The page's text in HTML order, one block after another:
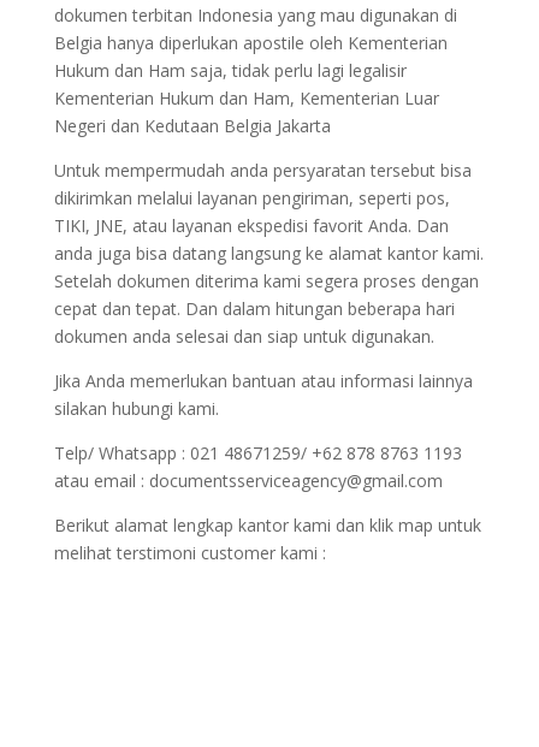
dokumen terbitan Indonesia yang mau digunakan di
Belgia hanya diperlukan apostile oleh Kementerian
Hukum dan Ham saja, tidak perlu lagi legalisir
Kementerian Hukum dan Ham, Kementerian Luar
Negeri dan Kedutaan Belgia Jakarta
Untuk mempermudah anda persyaratan tersebut bisa
dikirimkan melalui layanan pengiriman, seperti pos,
TIKI, JNE, atau layanan ekspedisi favorit Anda. Dan
anda juga bisa datang langsung ke alamat kantor kami.
Setelah dokumen diterima kami segera proses dengan
cepat dan tepat. Dan dalam hitungan beberapa hari
dokumen anda selesai dan siap untuk digunakan.
Jika Anda memerlukan bantuan atau informasi lainnya
silakan hubungi kami.
Telp/ Whatsapp : 021 48671259/ +62 878 8763 1193
atau email : documentsserviceagency@gmail.com
Berikut alamat lengkap kantor kami dan klik map untuk
melihat terstimoni customer kami :